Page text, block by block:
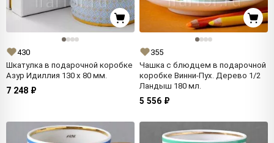
430
Шкатулка в подарочной коробке
Азур Идиллия 130 x 80 мм.
7 248 ₽
355
Чашка с блюдцем в подарочной
коробке Винни-Пух. Дерево 1/2
Ландыш 180 мл.
5 556 ₽